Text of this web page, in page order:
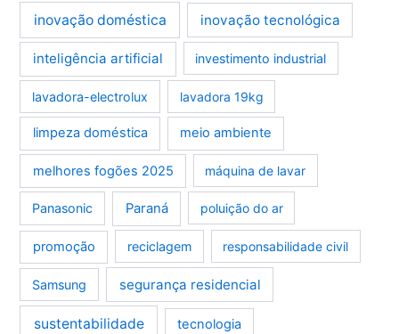
inovação doméstica inovação tecnológica
inteligência artificial investimento industrial
lavadora-electrolux lavadora 19kg
limpeza doméstica meio ambiente
melhores fogões 2025 máquina de lavar
Panasonic Paraná poluição do ar
promoção reciclagem responsabilidade civil
Samsung segurança residencial
sustentabilidade tecnologia